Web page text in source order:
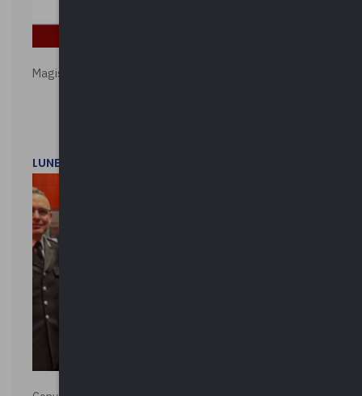
Magistratura e Costituzione. Le ragioni del SÌ e del NO
LUNEDì 1 DICEMBRE 2025